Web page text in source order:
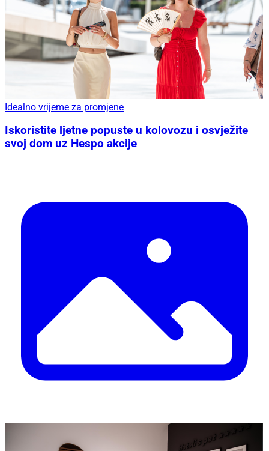
Idealno vrijeme za promjene
Iskoristite ljetne popuste u kolovozu i osvježite
svoj dom uz Hespo akcije